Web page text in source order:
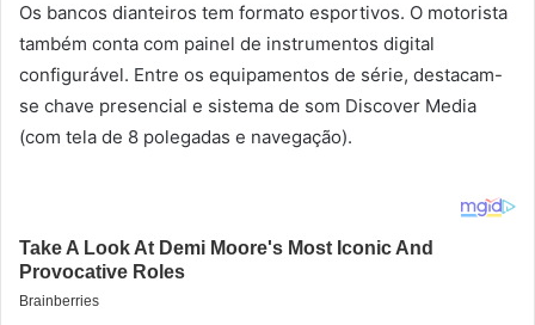
Os bancos dianteiros tem formato esportivos. O motorista
também conta com painel de instrumentos digital
configurável. Entre os equipamentos de série, destacam-
se chave presencial e sistema de som Discover Media
(com tela de 8 polegadas e navegação).